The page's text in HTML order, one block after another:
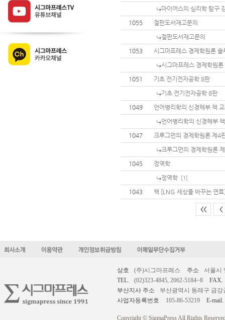
마이어스의 심리학 탐구
1055
절판도서재고문의
절판도서재고문의
1053
시그마프레스 경제학원론 솔
시그마프레스 경제학원론
1051
기초 전기전자공학 8판
기초 전기전자공학 8판
1049
언어병리학의 신경해부 책
언어병리학의 신경해부
1047
크루그먼의 경제학원론 제4
크루그먼의 경제학원론
1045
정역학
정역학 [1]
1043 책 [LNG 세상을 바꾸는 연
<< <
상호 (주)시그마프레스 주소
서울시
TEL.
(02)323-4845, 2062-5184~8
FAX.
부산지사 주소
부산광역시 동래구 금강
사업자등록번호
105-86-53219 E-mail.
Copyright © SigmaPress All Rights